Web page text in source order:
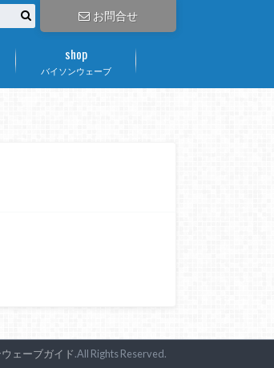
お問合せ
バイソンウェーブ
shop
ェーブガイド.All Rights Reserved.